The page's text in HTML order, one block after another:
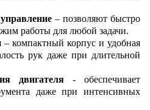
– позволяют быстро
работы для любой задачи.
– компактный корпус и удобная
рук даже при длительной
двигателя - обеспечивает
даже при интенсивных